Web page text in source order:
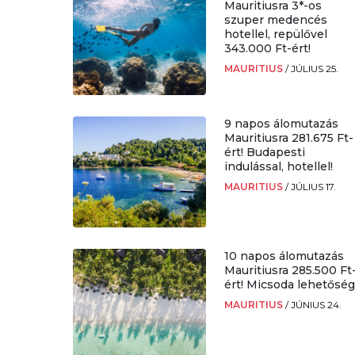
Mauritiusra 3*-os
szuper medencés
hotellel, repülővel
343.000 Ft-ért!
MAURITIUS/JÚLIUS 25.
9 napos álomutazás
Mauritiusra 281.675 Ft-
ért! Budapesti
indulással, hotellel!
MAURITIUS/JÚLIUS 17.
10 napos álomutazás
Mauritiusra 285.500
ért! Micsoda
MAURITIUS/JÚNIUS 24.